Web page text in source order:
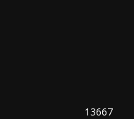
13667